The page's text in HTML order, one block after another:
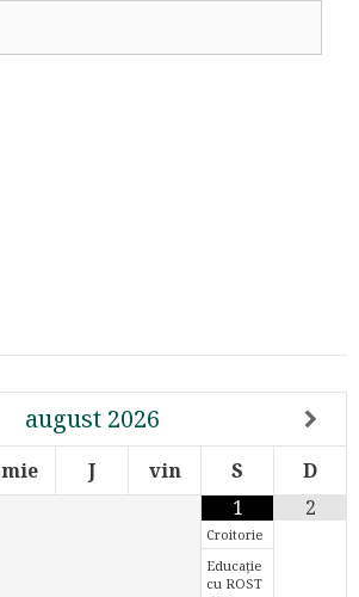
august 2026
mie J vin S
D
1
Croitorie
Educație
cu ROST
2